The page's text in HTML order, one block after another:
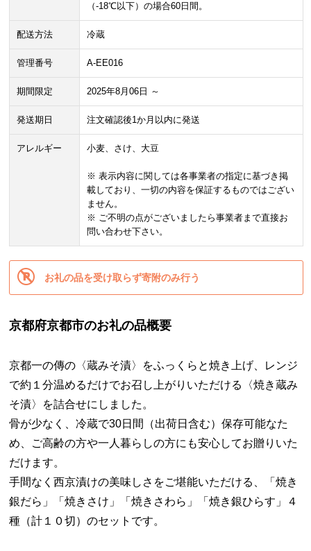
（-18℃以下）の場合60日間。
配送方法 冷蔵
管理番号 A-EE016
期間限定 2025年8月06日 ～
発送期日 注文確認後1か月以内に発送
アレルギー 小麦、さけ、大豆
※ 表示内容に関しては各事業者の指定に基づき掲
載しており、一切の内容を保証するものではござい
ません。
※ ご不明の点がございましたら事業者まで直接お
問い合わせ下さい。
お礼の品を受け取らず寄附のみ行う
京都府京都市のお礼の品概要
京都一の傳の〈蔵みそ漬〉をふっくらと焼き上げ、レンジ
で約１分温めるだけでお召し上がりいただける〈焼き蔵み
そ漬〉を詰合せにしました。
骨が少なく、冷蔵で30日間（出荷日含む）保存可能なた
め、ご高齢の方や一人暮らしの方にも安心してお贈りいた
だけます。
手間なく西京漬けの美味しさをご堪能いただける、「焼き
銀だら」「焼きさけ」「焼きさわら」「焼き銀ひらす」４
種（計１０切）のセットです。